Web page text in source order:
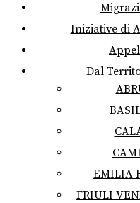
Iniziative di
Dal
EMILIA
FRIULI